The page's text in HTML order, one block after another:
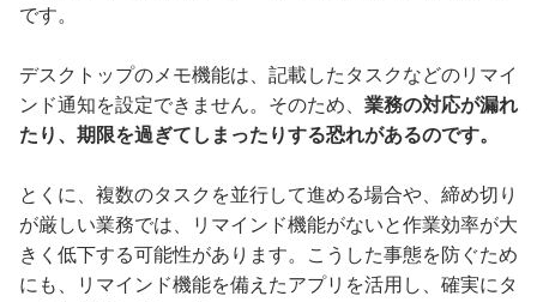
です。
デスクトップのメモ機能は、記載したタスクなどのリマイ
ンド通知を設定できません。そのため、 業務の対応が漏れ
たり、期限を過ぎてしまったりする恐れがあるのです。
とくに、複数のタスクを並行して進める場合や、締め切り
が厳しい業務では、リマインド機能がないと作業効率が大
きく低下する可能性があります。こうした事態を防ぐため
にも、リマインド機能を備えたアプリを活用し、確実にタ